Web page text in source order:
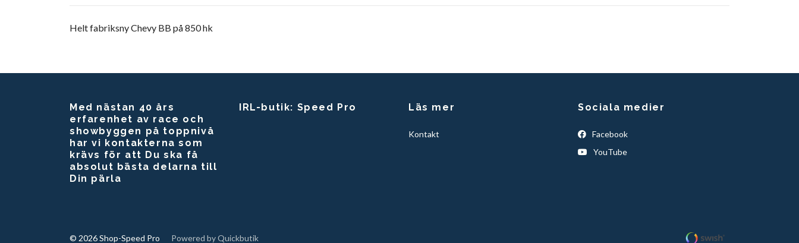
Helt fabriksny Chevy BB på 850 hk
Med nästan 40 års
erfarenhet av race och
showbyggen på toppnivå
har vi kontakterna som
krävs för att Du ska få
absolut bästa delarna till
Din pärla
IRL-butik: Speed Pro Läs mer
Kontakt
Sociala medier
Facebook
YouTube
© 2026 Shop-Speed Pro Powered by Quickbutik